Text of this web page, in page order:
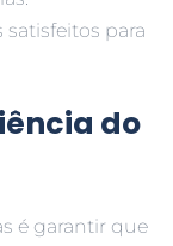
para
do
é garantir que